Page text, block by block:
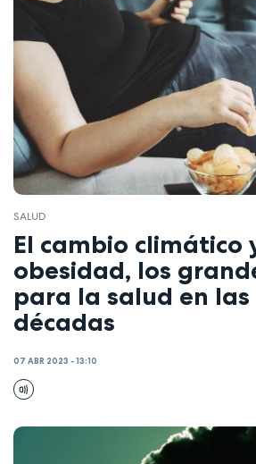
SALUD
El cambio climático
obesidad, los
para la salud en
décadas
07 ABR 2023 - 13:10